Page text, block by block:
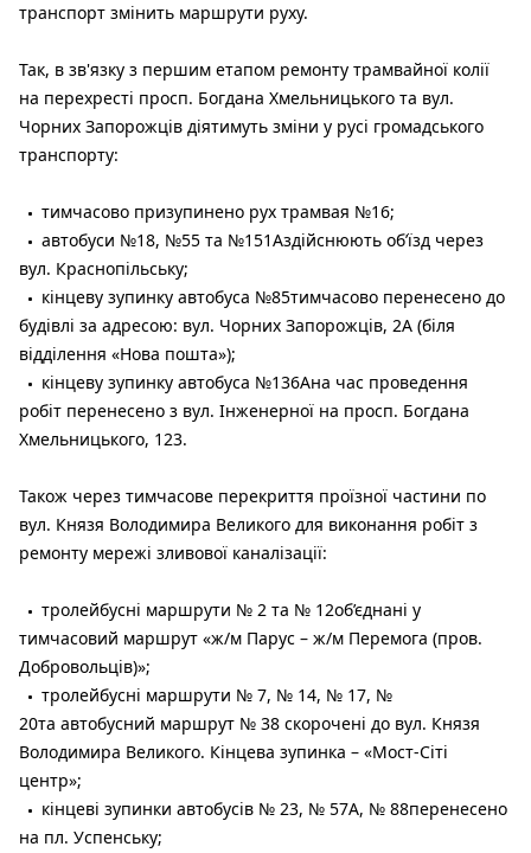
транспорт змінить маршрути руху.
Так, в зв'язку з першим етапом ремонту трамвайної колії
на перехресті просп. Богдана Хмельницького та вул.
Чорних Запорожців діятимуть зміни у русі громадського
транспорту:
тимчасово призупинено рух трамвая №16;
автобуси №18, №55 та №151Аздійснюють об’їзд через
вул. Краснопільську;
кінцеву зупинку автобуса №85тимчасово перенесено до
будівлі за адресою: вул. Чорних Запорожців, 2А (біля
відділення «Нова пошта»);
кінцеву зупинку автобуса №136Ана час проведення
робіт перенесено з вул. Інженерної на просп. Богдана
Хмельницького, 123.
Також через тимчасове перекриття проїзної частини по
вул. Князя Володимира Великого для виконання робіт з
ремонту мережі зливової каналізації:
тролейбусні маршрути № 2 та № 12об’єднані у
тимчасовий маршрут «ж/м Парус – ж/м Перемога (пров.
Добровольців)»;
тролейбусні маршрути № 7, № 14, № 17, №
20та автобусний маршрут № 38 скорочені до вул. Князя
Володимира Великого. Кінцева зупинка – «Мост-Сіті
центр»;
кінцеві зупинки автобусів № 23, № 57А, № 88перенесено
на пл. Успенську;